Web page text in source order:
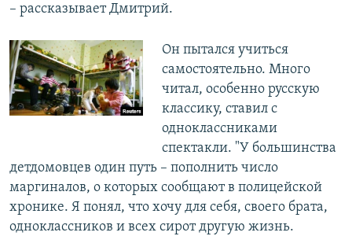
– рассказывает Дмитрий.
Он пытался учиться
самостоятельно. Много
читал, особенно русскую
классику, ставил с
одноклассниками
спектакли. "У большинства
детдомовцев один путь – пополнить число
маргиналов, о которых сообщают в полицейской
хронике. Я понял, что хочу для себя, своего брата,
одноклассников и всех сирот другую жизнь.